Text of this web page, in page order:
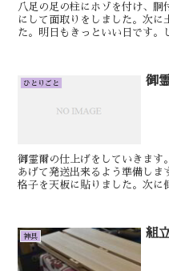
八足の足の柱にホゾを付け、
にして面取りをしました。次に
た。明日もきっといい日です。
ひとりごと 御
御霊爾の仕上げをしていきます
あげて発送出来るよう準備しま
格子を天板に貼りました。次に
神具 組